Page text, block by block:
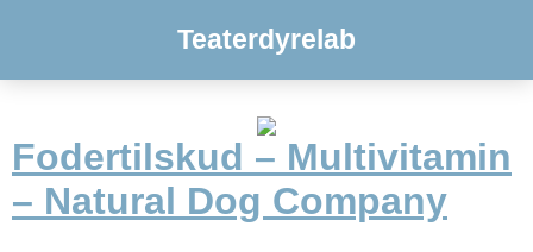
Teaterdyrelab
Fodertilskud – Multivitamin
– Natural Dog Company